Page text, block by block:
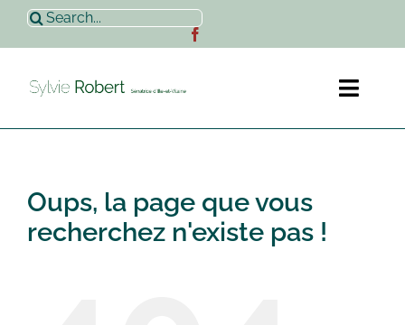
Passer
contenu
Rechercher:
Sylvie Robert
Oups, la page que vous
recherchez n'existe pas !